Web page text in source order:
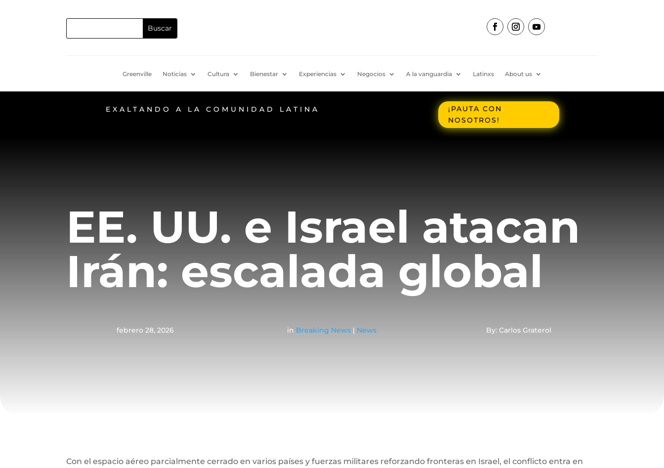
Greenville Noticias Cultura Bienestar Experiencias Negocios A la vanguardia Latinxs About us
EXALTANDO A LA COMUNIDAD LATINA
¡PAUTA CON
NOSOTROS!
EE. UU. e Israel atacan
Irán: escalada global
febrero 28, 2026 in Breaking News | News By: Carlos Graterol
Con el espacio aéreo parcialmente cerrado en varios países y fuerzas militares reforzando fronteras en Israel, el conflicto entra en